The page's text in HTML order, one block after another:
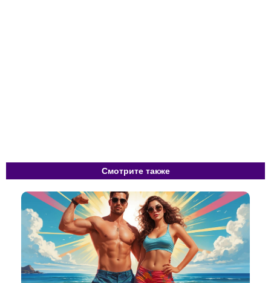
Смотрите также